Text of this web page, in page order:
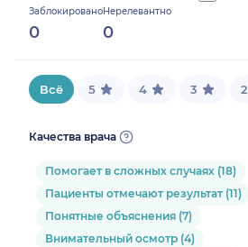
Заблокировано
0
Нерелевантно
0
2%
Всё 5 4 3 2
Качества врача
Помогает в сложных случаях (18)
Пациенты отмечают результат (11)
Понятные объяснения (7)
Внимательный осмотр (4)